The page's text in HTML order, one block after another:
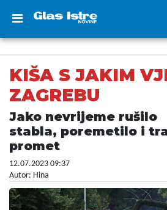
KIŠA S JAKIM
ZAGREBU
Jako nevrijeme rušilo
stabla, poremetilo i
promet
12.07.2023 09:37
Autor: Hina